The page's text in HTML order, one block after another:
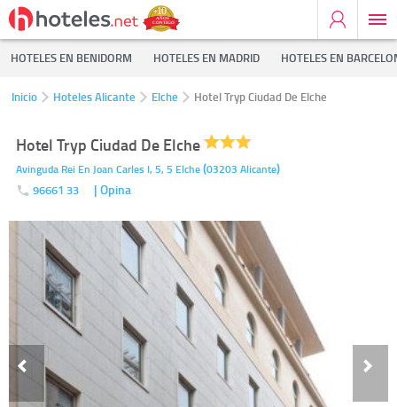
HOTELES EN BENIDORM HOTELES EN MADRID HOTELES EN
Inicio Hoteles Alicante Elche Hotel Tryp Ciudad De Elche
Hotel Tryp Ciudad De Elche
Avinguda Rei En Joan Carles I, 5, 5 Elche(03203 Alicante)
96661 33 | Opina